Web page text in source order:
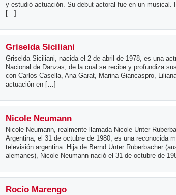
y estudió actuación. Su debut actoral fue en un musical.
[…]
Griselda Siciliani
Griselda Siciliani, nacida el 2 de abril de 1978, es una
Nacional de Danzas, de la cual se recibe y profundiza
con Carlos Casella, Ana Garat, Marina Giancaspro,
actuación en […]
Nicole Neumann
Nicole Neumann, realmente llamada Nicole Unter
Argentina, el 31 de octubre de 1980, es una reconocida
televisión argentina. Hija de Bernd Unter Ruberbacher
alemanes), Nicole Neumann nació el 31 de octubre de
Rocío Marengo